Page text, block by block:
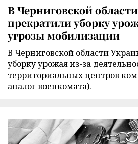
В Черниговской
прекратили уборку
угрозы мобилизации
В Черниговской области
уборку урожая из-за
территориальных центров
аналог военкомата).